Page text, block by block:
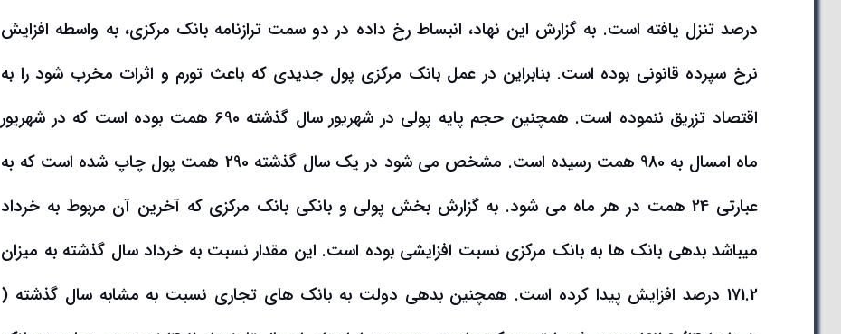
درصد تنزل یافته است. به گزارش این نهاد، انبساط رخ داده در دو سمت ترازنامه بانک مرکزی، به واسطه افزایش
نرخ سپرده قانونی بوده است. بنابراین در عمل بانک مرکزی پول جدیدی که باعث تورم و اثرات مخرب شود را به
اقتصاد تزریق ننموده است. همچنین حجم پایه پولی در شهریور سال گذشته 690 همت بوده است که در شهریور
ماه امسال به 980 همت رسیده است. مشخص می شود در یک سال گذشته 290 همت پول چاپ شده است که به
عبارتی 24 همت در هر ماه می شود. به گزارش بخش پولی و بانکی بانک مرکزی که آخرین آن مربوط به خرداد
میباشد بدهی بانک ها به بانک مرکزی نسبت افزایشی بوده است. این مقدار نسبت به خرداد سال گذشته به میزان
171.2 درصد افزایش پیدا کرده است. همچنین بدهی دولت به بانک های تجاری نسبت به مشابه سال گذشته (